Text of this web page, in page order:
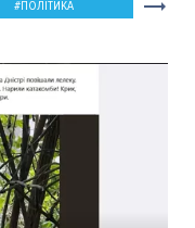
ПОЛІТИКА